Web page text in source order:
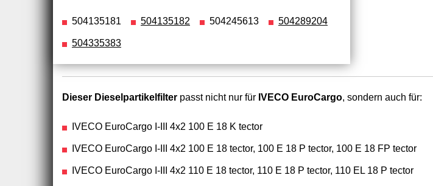
504135181 504135182 504245613 504289204
504335383
Dieser Dieselpartikelfilter passt nicht nur für IVECO EuroCargo, sondern auch für:
IVECO EuroCargo I-III 4x2 100 E 18 K tector
IVECO EuroCargo I-III 4x2 100 E 18 tector, 100 E 18 P tector, 100 E 18 FP tector
IVECO EuroCargo I-III 4x2 110 E 18 tector, 110 E 18 P tector, 110 EL 18 P tector